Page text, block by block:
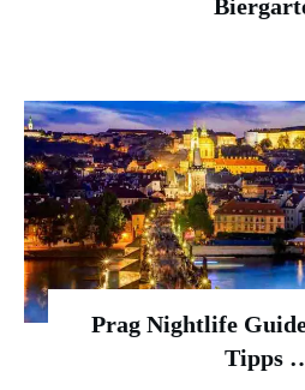
Prag Nightlife
Tipps